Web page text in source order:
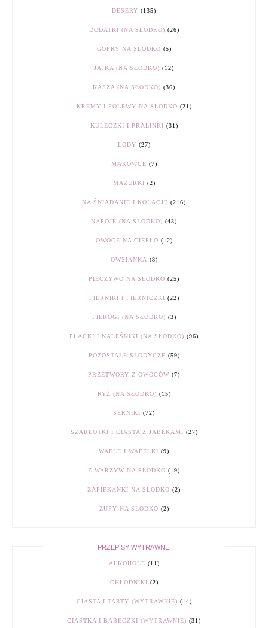
DESERY (135)
DODATKI (NA SŁODKO) (26)
GOFRY NA SŁODKO (5)
JAJKA (NA SŁODKO) (12)
KASZA (NA SŁODKO) (36)
KREMY I POLEWY NA SŁODKO (21)
KULECZKI I PRALINKI (31)
LODY (27)
MAKOWCE (7)
MAZURKI (2)
NA ŚNIADANIE I KOLACJĘ (216)
NAPOJE (NA SŁODKO) (43)
OWOCE NA CIEPŁO (12)
OWSIANKA (8)
PIECZYWO NA SŁODKO (25)
PIERNIKI I PIERNICZKI (22)
PIEROGI (NA SŁODKO) (3)
PLACKI I NALEŚNIKI (NA SŁODKO) (96)
POZOSTAŁE SŁODYCZE (59)
PRZETWORY Z OWOCÓW (7)
RYŻ (NA SŁODKO) (15)
SERNIKI (72)
SZARLOTKI I CIASTA Z JABŁKAMI (27)
WAFLE I WAFELKI (9)
Z WARZYW NA SŁODKO (19)
ZAPIEKANKI NA SŁODKO (2)
ZUPY NA SŁODKO (2)
PRZEPISY WYTRAWNE:
ALKOHOLE (11)
CHŁODNIKI (2)
CIASTA I TARTY (WYTRAWNIE) (14)
CIASTKA I BABECZKI (WYTRAWNIE) (31)